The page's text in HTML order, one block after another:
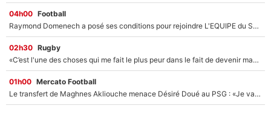
04h00 Football
Raymond Domenech a posé ses conditions pour rejoindre L'EQUIPE du Soir : Il refuse de faire l'émission avec un autre chroniqueur !
02h30 Rugby
«C’est l'une des choses qui me fait le plus peur dans le fait de devenir maman» : En couple avec Antoine Dupont, Iris Mittenaere s'inquiète déjà pour ses futurs enfants !
01h00 Mercato Football
Le transfert de Maghnes Akliouche menace Désiré Doué au PSG : «Je valide à 200%»